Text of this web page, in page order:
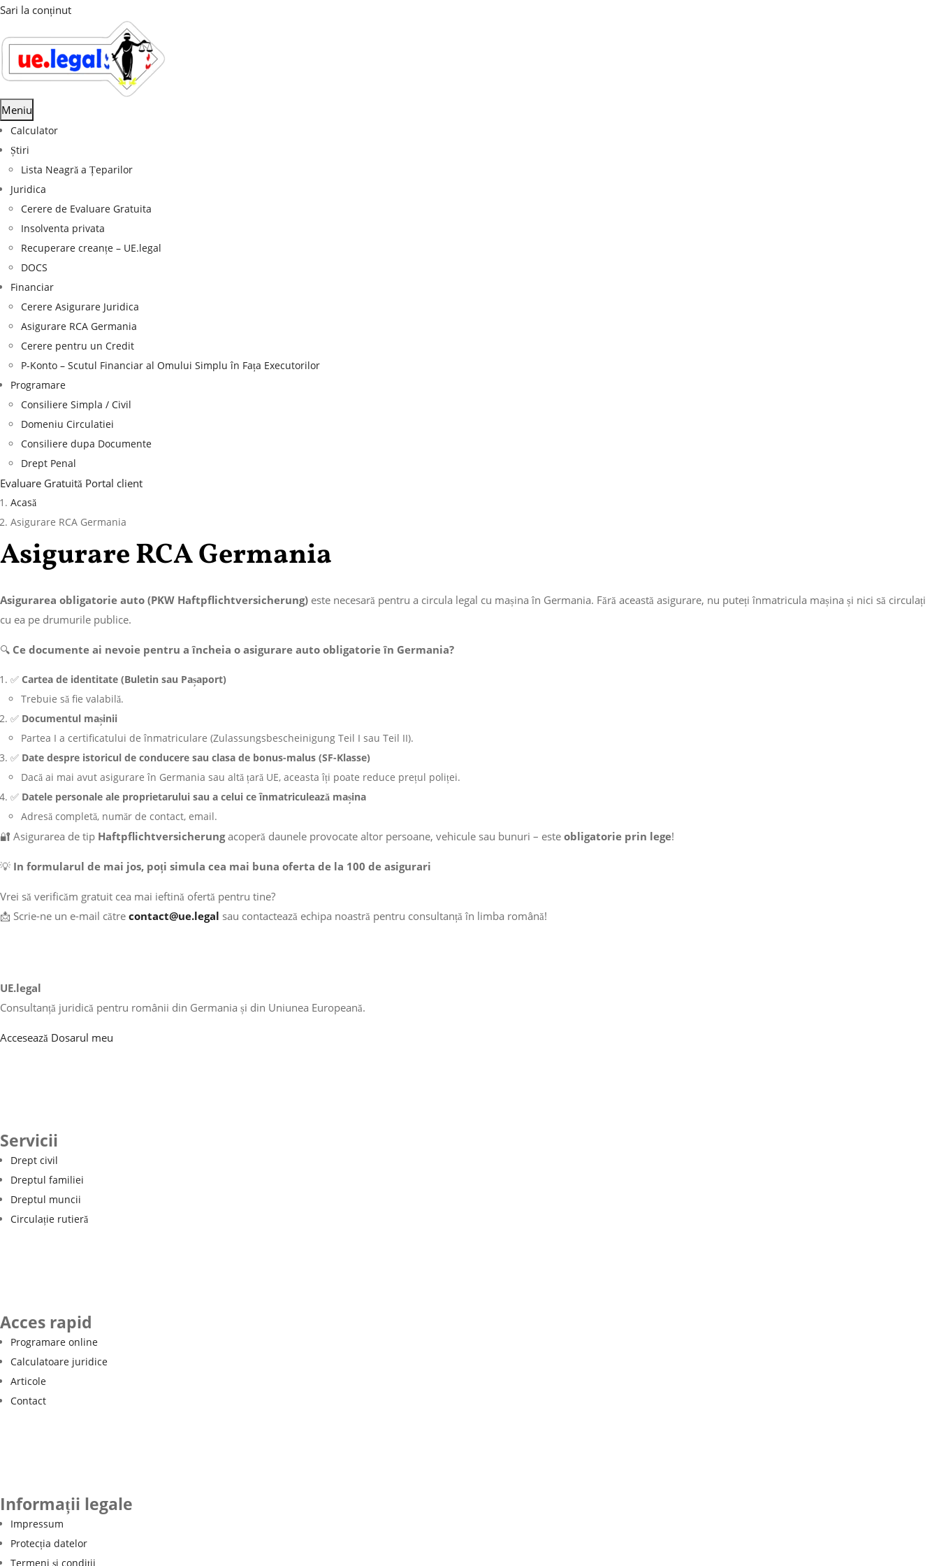
Sari la conținut
Meniu
Calculator
Știri
Lista Neagră a Țeparilor
Juridica
Cerere de Evaluare Gratuita
Insolventa privata
Recuperare creanțe – UE.legal
DOCS
Financiar
Cerere Asigurare Juridica
Asigurare RCA Germania
Cerere pentru un Credit
P-Konto – Scutul Financiar al Omului Simplu în Fața Executorilor
Programare
Consiliere Simpla / Civil
Domeniu Circulatiei
Consiliere dupa Documente
Drept Penal
Evaluare Gratuită Portal client
Acasă
Asigurare RCA Germania
Asigurare RCA Germania
Asigurarea obligatorie auto (PKW Haftpflichtversicherung) este necesară pentru a circula legal cu mașina în Germania. Fără această asigurare, nu puteți înmatricula mașina și nici să circulați
cu ea pe drumurile publice.
🔍 Ce documente ai nevoie pentru a încheia o asigurare auto obligatorie în Germania?
✅ Cartea de identitate (Buletin sau Pașaport)
Trebuie să fie valabilă.
✅ Documentul mașinii
Partea I a certificatului de înmatriculare (Zulassungsbescheinigung Teil I sau Teil II).
✅ Date despre istoricul de conducere sau clasa de bonus-malus (SF-Klasse)
Dacă ai mai avut asigurare în Germania sau altă țară UE, aceasta îți poate reduce prețul poliței.
✅ Datele personale ale proprietarului sau a celui ce înmatriculează mașina
Adresă completă, număr de contact, email.
🔐 Asigurarea de tip Haftpflichtversicherungacoperă daunele provocate altor persoane, vehicule sau bunuri – este obligatorie prin lege!
💡 In formularul de mai jos, poți simula cea mai buna oferta de la 100 de asigurari
Vrei să verificăm gratuit cea mai ieftină ofertă pentru tine?
📩 Scrie-ne un e-mail către contact@ue.legal sau contactează echipa noastră pentru consultanță în limba română!
UE.legal
Consultanță juridică pentru românii din Germania și din Uniunea Europeană.
Accesează Dosarul meu
Servicii
Drept civil
Dreptul familiei
Dreptul muncii
Circulație rutieră
Acces rapid
Programare online
Calculatoare juridice
Articole
Contact
Informații legale
Impressum
Protecția datelor
Termeni și condiții